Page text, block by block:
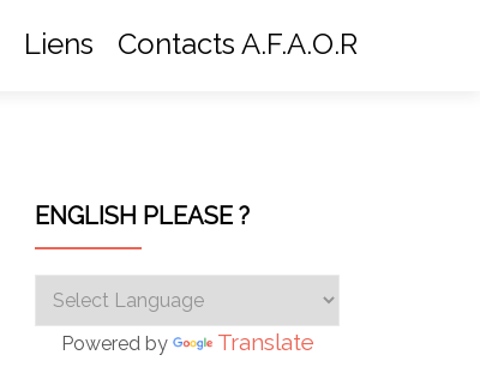
Liens Contacts A.F.A.O.R
ENGLISH PLEASE ?
Powered by Translate